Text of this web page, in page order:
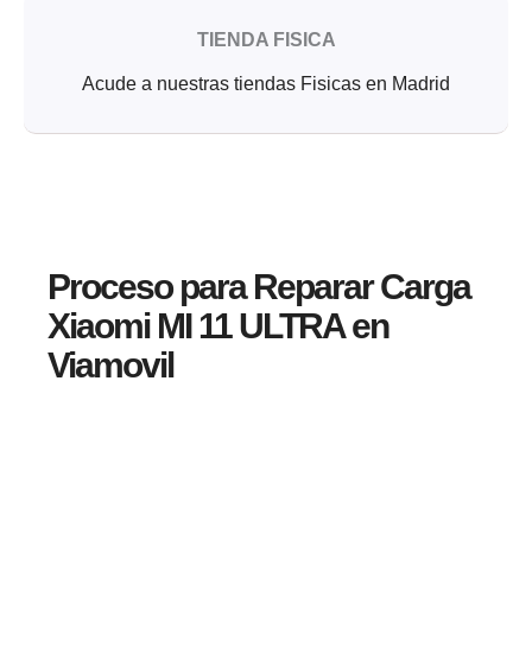
TIENDA FISICA
Acude a nuestras tiendas Fisicas en Madrid
Proceso para Reparar Carga
Xiaomi MI 11 ULTRA en
Viamovil